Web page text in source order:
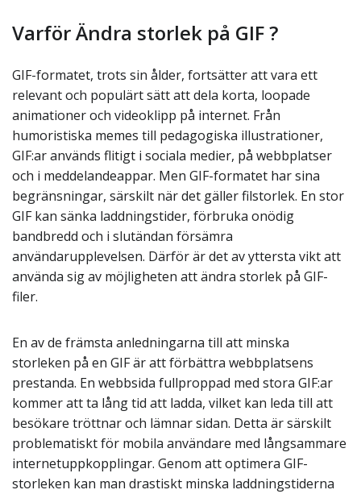
Varför Ändra storlek på GIF ?
GIF-formatet, trots sin ålder, fortsätter att vara ett
relevant och populärt sätt att dela korta, loopade
animationer och videoklipp på internet. Från
humoristiska memes till pedagogiska illustrationer,
GIF:ar används flitigt i sociala medier, på webbplatser
och i meddelandeappar. Men GIF-formatet har sina
begränsningar, särskilt när det gäller filstorlek. En stor
GIF kan sänka laddningstider, förbruka onödig
bandbredd och i slutändan försämra
användarupplevelsen. Därför är det av yttersta vikt att
använda sig av möjligheten att ändra storlek på GIF-
filer.
En av de främsta anledningarna till att minska
storleken på en GIF är att förbättra webbplatsens
prestanda. En webbsida fullproppad med stora GIF:ar
kommer att ta lång tid att ladda, vilket kan leda till att
besökare tröttnar och lämnar sidan. Detta är särskilt
problematiskt för mobila användare med långsammare
internetuppkopplingar. Genom att optimera GIF-
storleken kan man drastiskt minska laddningstiderna